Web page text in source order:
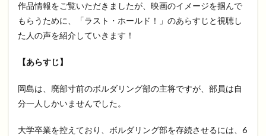
作品情報をご覧いただきましたが、映画のイメージを掴んで
もらうために、「ラスト・ホールド！」のあらすじと視聴し
た人の声を紹介していきます！
【あらすじ】
岡島は、廃部寸前のボルダリング部の主将ですが、部員は自
分一人しかいませんでした。
大学卒業を控えており、ボルダリング部を存続させるには、6